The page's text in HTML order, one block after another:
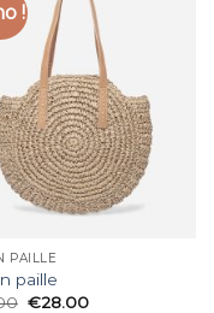
!
PAILLE
paille
€28.00